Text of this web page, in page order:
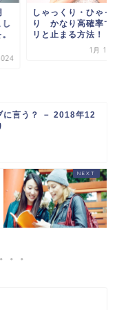
しゃっくり・ひゃっ
り かなり高確率で
リと止まる方法！
1月 19,
に言う？ － 2018年12